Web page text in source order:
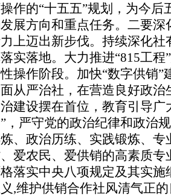
作的“十五五”规划，为今
展方向和重点任务。二要
上迈出新步伐。持续深化社
实落地。大力推进“815工
操作阶段。加快“数字供销
从严治社，在营造良好政
建设摆在首位，教育引导广
，严守党的政治纪律和政治
、政治历练、实践锻炼、
爱农民、爱供销的高素质
落实中央八项规定及其实
,维护供销合作社风清气正